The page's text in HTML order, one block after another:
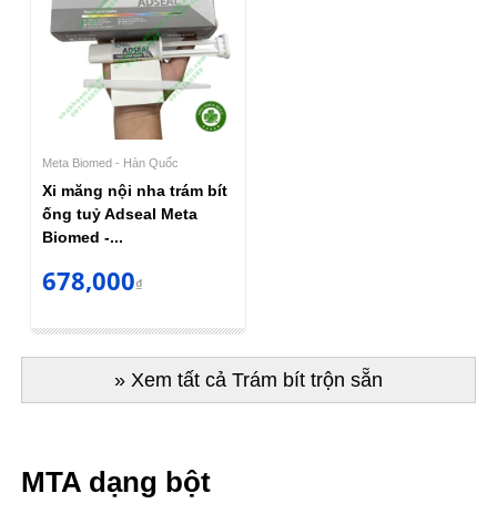
Meta Biomed - Hàn Quốc
Xi măng nội nha trám bít
ống tuỷ Adseal Meta
Biomed -...
678,000₫
» Xem tất cả Trám bít trộn sẵn
MTA dạng bột